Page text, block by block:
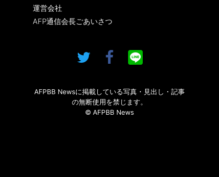
運営会社
AFP通信会長ごあいさつ
AFPBB Newsに掲載している写真・見出し・記事
の無断使用を禁じます。
© AFPBB News